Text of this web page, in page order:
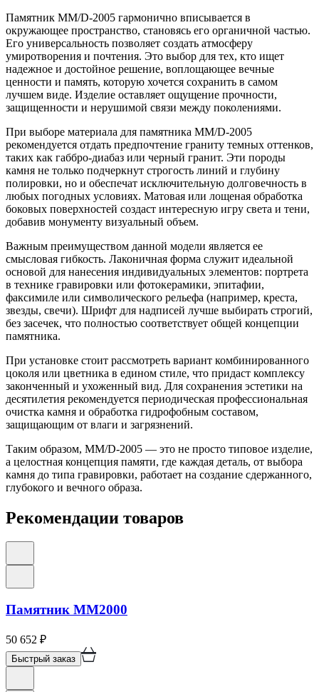
Памятник ММ/D-2005 гармонично вписывается в
окружающее пространство, становясь его органичной частью.
Его универсальность позволяет создать атмосферу
умиротворения и почтения. Это выбор для тех, кто ищет
надежное и достойное решение, воплощающее вечные
ценности и память, которую хочется сохранить в самом
лучшем виде. Изделие оставляет ощущение прочности,
защищенности и нерушимой связи между поколениями.
При выборе материала для памятника ММ/D-2005
рекомендуется отдать предпочтение граниту темных оттенков,
таких как габбро-диабаз или черный гранит. Эти породы
камня не только подчеркнут строгость линий и глубину
полировки, но и обеспечат исключительную долговечность в
любых погодных условиях. Матовая или лощеная обработка
боковых поверхностей создаст интересную игру света и тени,
добавив монументу визуальный объем.
Важным преимуществом данной модели является ее
смысловая гибкость. Лаконичная форма служит идеальной
основой для нанесения индивидуальных элементов: портрета
в технике гравировки или фотокерамики, эпитафии,
факсимиле или символического рельефа (например, креста,
звезды, свечи). Шрифт для надписей лучше выбирать строгий,
без засечек, что полностью соответствует общей концепции
памятника.
При установке стоит рассмотреть вариант комбинированного
цоколя или цветника в едином стиле, что придаст комплексу
законченный и ухоженный вид. Для сохранения эстетики на
десятилетия рекомендуется периодическая профессиональная
очистка камня и обработка гидрофобным составом,
защищающим от влаги и загрязнений.
Таким образом, ММ/D-2005 — это не просто типовое изделие,
а целостная концепция памяти, где каждая деталь, от выбора
камня до типа гравировки, работает на создание сдержанного,
глубокого и вечного образа.
Рекомендации товаров
Памятник ММ2000
50 652 ₽
Быстрый заказ